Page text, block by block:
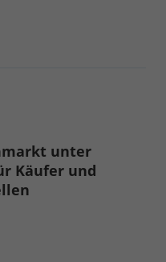
unter
Käufer und